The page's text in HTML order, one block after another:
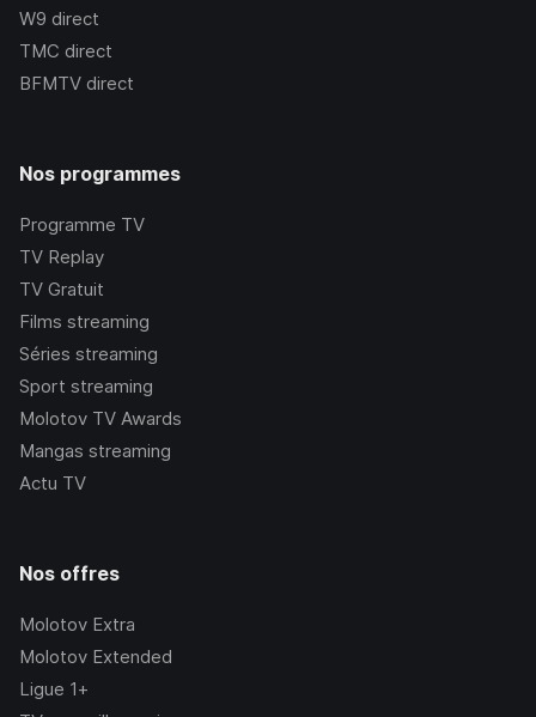
W9 direct
TMC direct
BFMTV direct
Nos programmes
Programme TV
TV Replay
TV Gratuit
Films streaming
Séries streaming
Sport streaming
Molotov TV Awards
Mangas streaming
Actu TV
Nos offres
Molotov Extra
Molotov Extended
Ligue 1+